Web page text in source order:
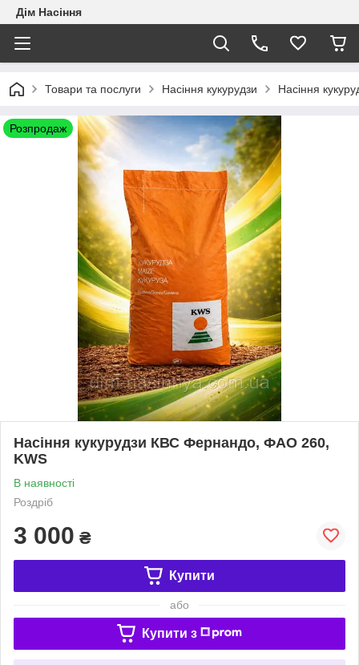
Дім Насіння
Товари та послуги Насіння кукурудзи Насіння
Розпродаж
Насіння кукурудзи КВС Фернандо, ФАО 260,
KWS
В наявності
Роздріб
3 000 ₴
Купити
або
Купити з